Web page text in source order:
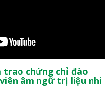
trao chứng chỉ đào
âm ngữ trị liệu nhi